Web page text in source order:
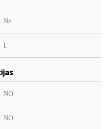
Nē
E
NO
NO